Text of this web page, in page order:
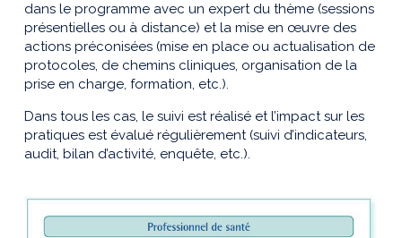
dans le programme avec un expert du thème (sessions
présentielles ou à distance) et la mise en œuvre des
actions préconisées (mise en place ou actualisation de
protocoles, de chemins cliniques, organisation de la
prise en charge, formation, etc.).
Dans tous les cas, le suivi est réalisé et l’impact sur les
pratiques est évalué régulièrement (suivi d’indicateurs,
audit, bilan d’activité, enquête, etc.).